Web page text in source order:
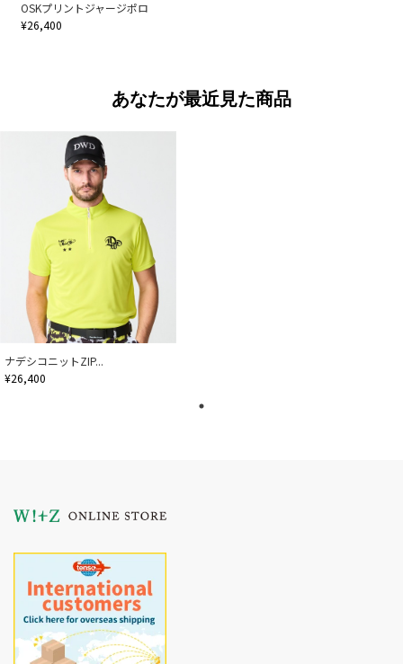
OSKプリントジャージポロ
¥26,400
あなたが最近見た商品
ナデシコニットZIP...
¥26,400